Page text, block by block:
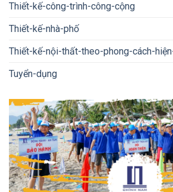
Thiết-kế-công-trình-công-cộng
Thiết-kế-nhà-phố
Thiết-kế-nội-thất-theo-phong-cách-
Tuyển-dụng